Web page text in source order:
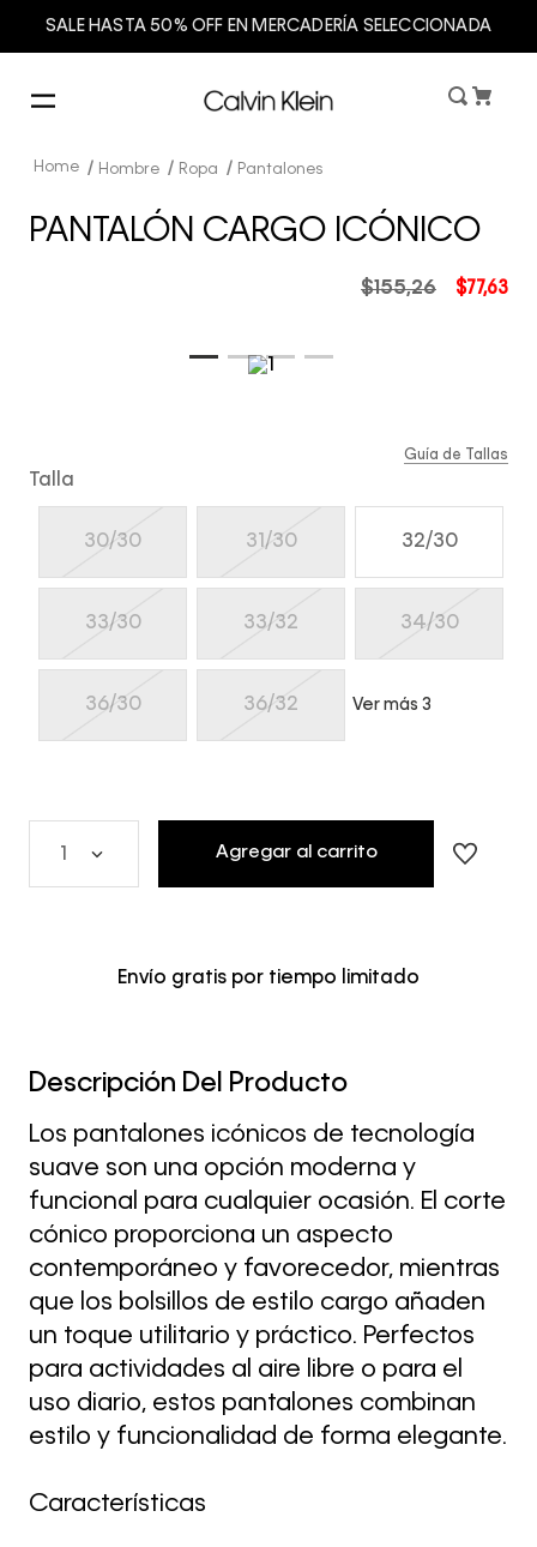
SALE HASTA 50% OFF EN MERCADERÍA SELECCIONADA
Hombre Ropa Pantalones
PANTALÓN CARGO ICÓNICO
$77,63
$155,26
Talla
30/30 31/30 32/30
33/30 33/32 34/30
36/30 36/32 Ver más 3
Guía de Tallas
Agregar al carrito
Envío gratis por tiempo limitado
Descripción Del Producto
Los pantalones icónicos de tecnología
suave son una opción moderna y
funcional para cualquier ocasión. El corte
cónico proporciona un aspecto
contemporáneo y favorecedor, mientras
que los bolsillos de estilo cargo añaden
un toque utilitario y práctico. Perfectos
para actividades al aire libre o para el
uso diario, estos pantalones combinan
estilo y funcionalidad de forma elegante.
Características